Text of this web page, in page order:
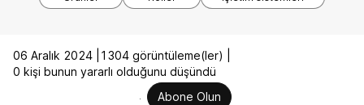
06 Aralık 2024 |
1304 görüntüleme(ler) |
0 kişi bunun yararlı olduğunu düşündü
Abone Olun